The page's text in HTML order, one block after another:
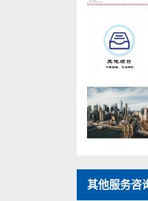
其他服务咨